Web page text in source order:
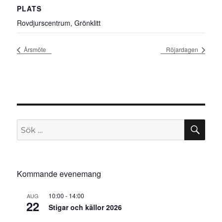
PLATS
Rovdjurscentrum, Grönklitt
Årsmöte Röjardagen
Sök
efter:
Kommande evenemang
AUG
22
10:00 - 14:00
Stigar och källor 2026